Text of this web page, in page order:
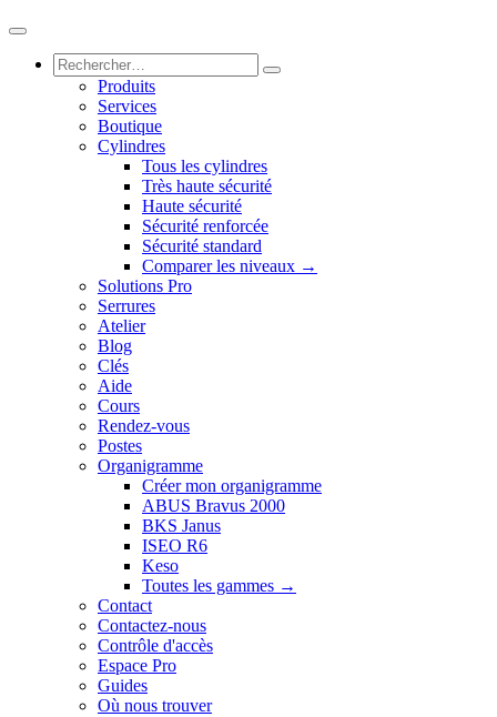
Produits
Services
Boutique
Cylindres
Tous les cylindres
Très haute sécurité
Haute sécurité
Sécurité renforcée
Sécurité standard
Comparer les niveaux →
Solutions Pro
Serrures
Atelier
Blog
Clés
Aide
Cours
Rendez-vous
Postes
Organigramme
Créer mon organigramme
ABUS Bravus 2000
BKS Janus
ISEO R6
Keso
Toutes les gammes →
Contact
Contactez-nous
Contrôle d'accès
Espace Pro
Guides
Où nous trouver